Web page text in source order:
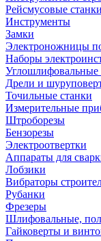
Рейсмусовые станки
Инструменты
Замки
Электроножницы
Наборы
Дрели и
Точильные станки
Измерительные
Штроборезы
Бензорезы
Электроотвертки
Аппараты для
Лобзики
Вибраторы
Рубанки
Фрезеры
Шлифовальные,
Гайковерты и